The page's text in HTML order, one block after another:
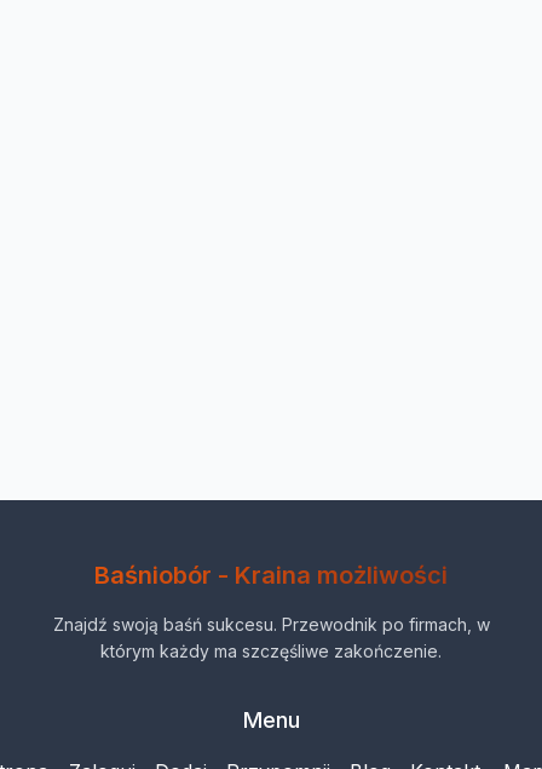
Baśniobór - Kraina możliwości
Znajdź swoją baśń sukcesu. Przewodnik po firmach, w
którym każdy ma szczęśliwe zakończenie.
Menu